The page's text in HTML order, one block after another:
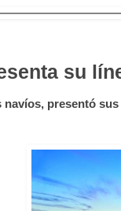
su
presentó